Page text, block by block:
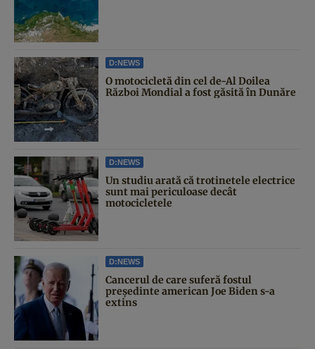
D:NEWS
O motocicletă din cel de-Al Doilea
Război Mondial a fost găsită în Dunăre
D:NEWS
Un studiu arată că trotinetele electrice
sunt mai periculoase decât
motocicletele
D:NEWS
Cancerul de care suferă fostul
președinte american Joe Biden s-a
extins